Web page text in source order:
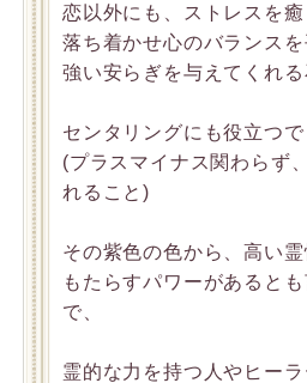
恋以外にも、ストレスを癒
落ち着かせ心のバランスを
強い安らぎを与えてくれる
センタリングにも役立つで
(プラスマイナス関わらず
れること)
その紫色の色から、高い
もたらすパワーがあると
で、
霊的な力を持つ人やヒーラ